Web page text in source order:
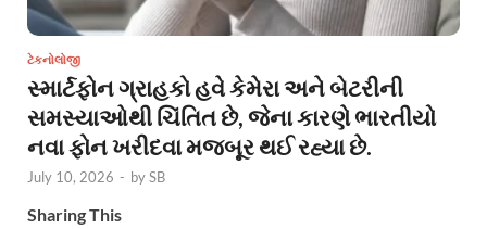
ટેકનોલોજી
સ્માર્ટફોન ગ્રાહકો હવે કેમેરા અને બેટરીની
સમસ્યાઓથી ચિંતિત છે, જેના કારણે ભારતીયો
નવા ફોન ખરીદવા મજબૂર થઈ રહ્યા છે.
July 10, 2026 - bySB
Sharing This